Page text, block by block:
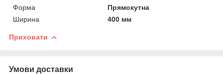
Форма
Прямокутна
Ширина
400 мм
Приховати
Умови доставки